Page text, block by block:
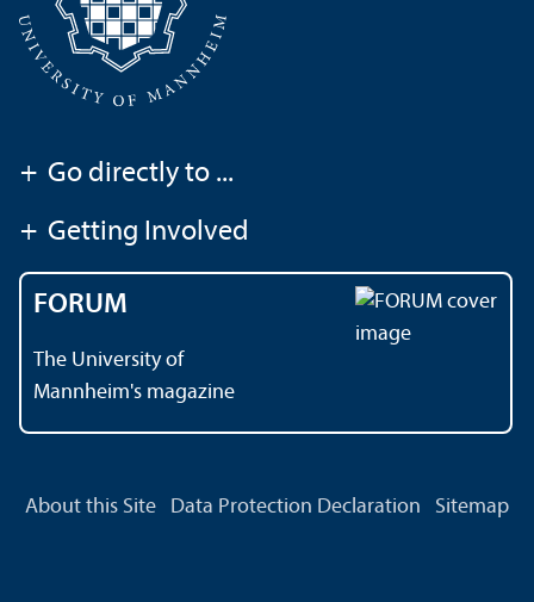
+ Go directly to ...
+ Getting Involved
FORUM
The University of
Mannheim's magazine
About this Site Data Protection Declaration Sitemap